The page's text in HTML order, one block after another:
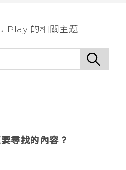
Play 的相關主題
尋找的內容？